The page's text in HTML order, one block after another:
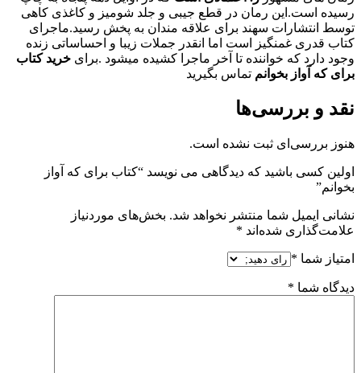
رسیده است.این رمان در قطع جیبی و جلد شومیز و کاغذی کاهی
توسط انتشارات سهند برای علاقه مندان به پخش رسید.ماجرای
کتاب قدری غمنگیز است اما انقدر جملات زیبا و احساساتی زنده
وجود دارد که خواننده تا آخر ماجرا کشیده میشود .برای خرید کتاب
برای که آواز بخوانم تماس بگیرید
نقد و بررسی‌ها
هنوز بررسی‌ای ثبت نشده است.
اولین کسی باشید که دیدگاهی می نویسد “کتاب برای که آواز
بخوانم”
نشانی ایمیل شما منتشر نخواهد شد. بخش‌های موردنیاز
علامت‌گذاری شده‌اند *
امتیاز شما *
دیدگاه شما *